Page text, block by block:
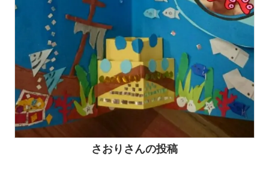
さおりさんの投稿